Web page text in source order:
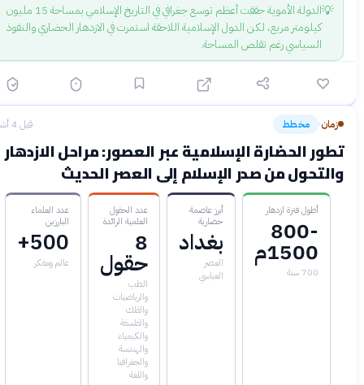
الدولة الأموية حققت أعظم توسع جغرافي في التاريخ الإسلامي بمساحة 15 مليون
كيلومتر مربع، لكن الدول الإسلامية اللاحقة استمرت في الازدهار الحضاري والنفوذ
السياسي رغم تقلص المساحة.
زمان› مخطط
تطور الحضارة الإسلامية عبر العصور: مراحل الازدهار
والتحول من صدر الإسلام إلى العصر الحديث
أطول فترة ازدهار
800-
1500م
أبرز عاصمة
حضارية
بغداد
العباسي
عدد الحقول
العلمية الرائدة
حقول
والرياضيات
والفلك
والفلسفة
والكيمياء
والهندسة
والجغرافيا
عدد العلماء
البارزين
500+
عالم ومفكر